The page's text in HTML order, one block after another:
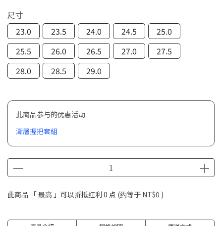
尺寸
23.0
23.5 24.0 24.5
25.0
25.5
26.0 26.5 27.0
27.5
28.0
28.5 29.0
此商品参与的优惠活动
漸層握把套組
此商品 「 最高 」可以折抵红利 0 点 (约等于 NT$0 )